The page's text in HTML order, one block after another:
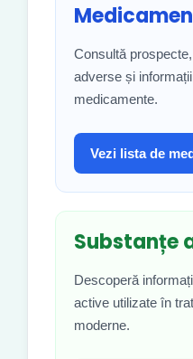
Consultă
adverse și
medicamente.
Vezi lista de
Substanțe
Descoperă
active utilizate în
moderne.